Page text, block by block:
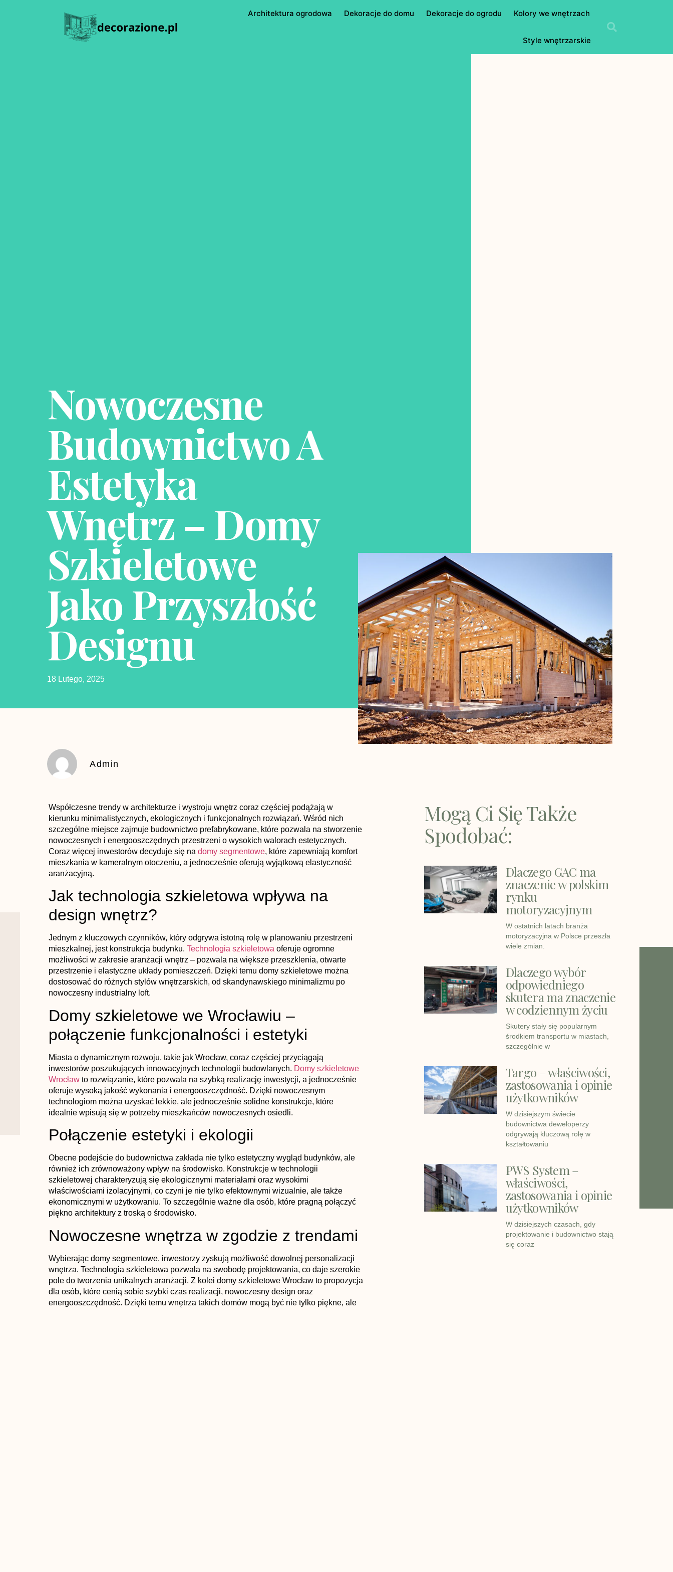
Architektura ogrodowa Dekoracje do domu Dekoracje do ogrodu Kolory we wnętrzach
Style wnętrzarskie
Nowoczesne
Budownictwo A
Estetyka
Wnętrz – Domy
Szkieletowe
Jako Przyszłość
Designu
18 Lutego, 2025
Admin
Współczesne trendy w architekturze i wystroju wnętrz coraz częściej podążają w
kierunku minimalistycznych, ekologicznych i funkcjonalnych rozwiązań. Wśród nich
szczególne miejsce zajmuje budownictwo prefabrykowane, które pozwala na stworzenie
nowoczesnych i energooszczędnych przestrzeni o wysokich walorach estetycznych.
Coraz więcej inwestorów decyduje się na domy segmentowe, które zapewniają komfort
mieszkania w kameralnym otoczeniu, a jednocześnie oferują wyjątkową elastyczność
aranżacyjną.
Jak technologia szkieletowa wpływa na
design wnętrz?
Jednym z kluczowych czynników, który odgrywa istotną rolę w planowaniu przestrzeni
mieszkalnej, jest konstrukcja budynku. Technologia szkieletowa oferuje ogromne
możliwości w zakresie aranżacji wnętrz – pozwala na większe przeszklenia, otwarte
przestrzenie i elastyczne układy pomieszczeń. Dzięki temu domy szkieletowe można
dostosować do różnych stylów wnętrzarskich, od skandynawskiego minimalizmu po
nowoczesny industrialny loft.
Domy szkieletowe we Wrocławiu –
połączenie funkcjonalności i estetyki
Miasta o dynamicznym rozwoju, takie jak Wrocław, coraz częściej przyciągają
inwestorów poszukujących innowacyjnych technologii budowlanych. Domy szkieletowe
Wrocławto rozwiązanie, które pozwala na szybką realizację inwestycji, a jednocześnie
oferuje wysoką jakość wykonania i energooszczędność. Dzięki nowoczesnym
technologiom można uzyskać lekkie, ale jednocześnie solidne konstrukcje, które
idealnie wpisują się w potrzeby mieszkańców nowoczesnych osiedli.
Połączenie estetyki i ekologii
Obecne podejście do budownictwa zakłada nie tylko estetyczny wygląd budynków, ale
również ich zrównoważony wpływ na środowisko. Konstrukcje w technologii
szkieletowej charakteryzują się ekologicznymi materiałami oraz wysokimi
właściwościami izolacyjnymi, co czyni je nie tylko efektownymi wizualnie, ale także
ekonomicznymi w użytkowaniu. To szczególnie ważne dla osób, które pragną połączyć
piękno architektury z troską o środowisko.
Nowoczesne wnętrza w zgodzie z trendami
Wybierając domy segmentowe, inwestorzy zyskują możliwość dowolnej personalizacji
wnętrza. Technologia szkieletowa pozwala na swobodę projektowania, co daje szerokie
pole do tworzenia unikalnych aranżacji. Z kolei domy szkieletowe Wrocławto propozycja
dla osób, które cenią sobie szybki czas realizacji, nowoczesny design oraz
energooszczędność. Dzięki temu wnętrza takich domów mogą być nie tylko piękne, ale
Mogą Ci Się Także
Spodobać:
Dlaczego GAC ma
znaczenie w polskim
rynku
motoryzacyjnym
W ostatnich latach branża
motoryzacyjna w Polsce przeszła
wiele zmian.
Dlaczego wybór
odpowiedniego
skutera ma znaczenie
w codziennym życiu
Skutery stały się popularnym
środkiem transportu w miastach,
szczególnie w
Targo – właściwości,
zastosowania i opinie
użytkowników
W dzisiejszym świecie
budownictwa deweloperzy
odgrywają kluczową rolę w
kształtowaniu
PWS System –
właściwości,
zastosowania i opinie
użytkowników
W dzisiejszych czasach, gdy
projektowanie i budownictwo stają
się coraz